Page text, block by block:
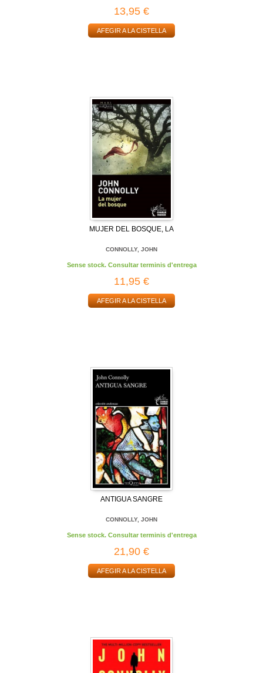
13,95 €
AFEGIR A LA CISTELLA
MUJER DEL BOSQUE, LA
CONNOLLY, JOHN
Sense stock. Consultar terminis d'entrega
11,95 €
AFEGIR A LA CISTELLA
ANTIGUA SANGRE
CONNOLLY, JOHN
Sense stock. Consultar terminis d'entrega
21,90 €
AFEGIR A LA CISTELLA